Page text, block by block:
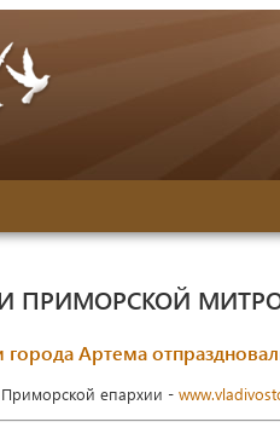
ПРИМОРСКОЙ
Артема
Приморской епархии -